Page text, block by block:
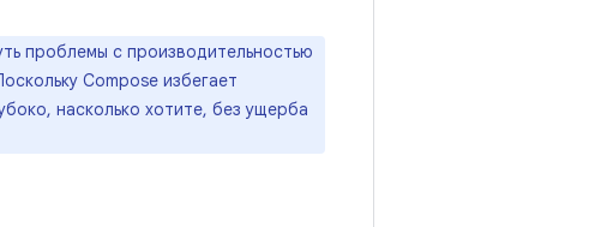
проблемы с производительностью
Compose избегает
насколько хотите, без ущерба